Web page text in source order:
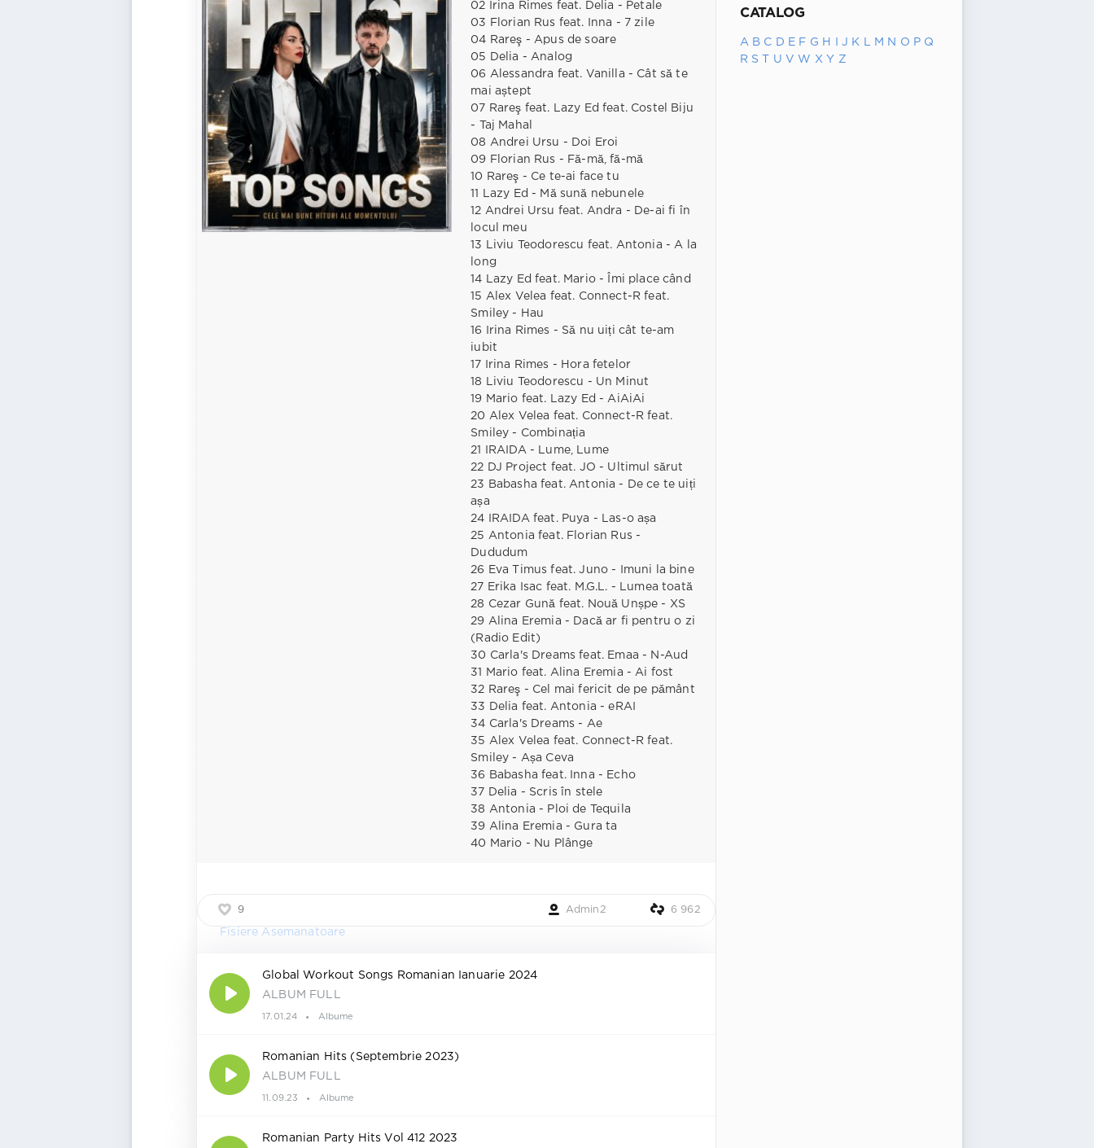
02 Irina Rimes feat. Delia - Petale
03 Florian Rus feat. Inna - 7 zile
04 Rareş - Apus de soare
05 Delia - Analog
06 Alessandra feat. Vanilla - Cât să te
mai aștept
07 Rareş feat. Lazy Ed feat. Costel Biju
- Taj Mahal
08 Andrei Ursu - Doi Eroi
09 Florian Rus - Fă-mă, fă-mă
10 Rareş - Ce te-ai face tu
11 Lazy Ed - Mă sună nebunele
12 Andrei Ursu feat. Andra - De-ai fi în
locul meu
13 Liviu Teodorescu feat. Antonia - A la
long
14 Lazy Ed feat. Mario - Îmi place când
15 Alex Velea feat. Connect-R feat.
Smiley - Hau
16 Irina Rimes - Să nu uiți cât te-am
iubit
17 Irina Rimes - Hora fetelor
18 Liviu Teodorescu - Un Minut
19 Mario feat. Lazy Ed - AiAiAi
20 Alex Velea feat. Connect-R feat.
Smiley - Combinația
21 IRAIDA - Lume, Lume
22 DJ Project feat. JO - Ultimul sărut
23 Babasha feat. Antonia - De ce te uiți
așa
24 IRAIDA feat. Puya - Las-o așa
25 Antonia feat. Florian Rus -
Dududum
26 Eva Timus feat. Juno - Imuni la bine
27 Erika Isac feat. M.G.L. - Lumea toată
28 Cezar Gună feat. Nouă Unșpe - XS
29 Alina Eremia - Dacă ar fi pentru o zi
(Radio Edit)
30 Carla's Dreams feat. Emaa - N-Aud
31 Mario feat. Alina Eremia - Ai fost
32 Rareş - Cel mai fericit de pe pǎmânt
33 Delia feat. Antonia - eRAI
34 Carla's Dreams - Ae
35 Alex Velea feat. Connect-R feat.
Smiley - Așa Ceva
36 Babasha feat. Inna - Echo
37 Delia - Scris în stele
38 Antonia - Ploi de Tequila
39 Alina Eremia - Gura ta
40 Mario - Nu Plânge
9 Admin2 6 962
Fisiere Asemanatoare
Global Workout Songs Romanian Ianuarie 2024
ALBUM FULL
17.01.24 Albume
Romanian Hits (Septembrie 2023)
ALBUM FULL
11.09.23 Albume
Romanian Party Hits Vol 412 2023
CATALOG
A B C D E F G H J K M N O P Q
R S U V W X Y Z